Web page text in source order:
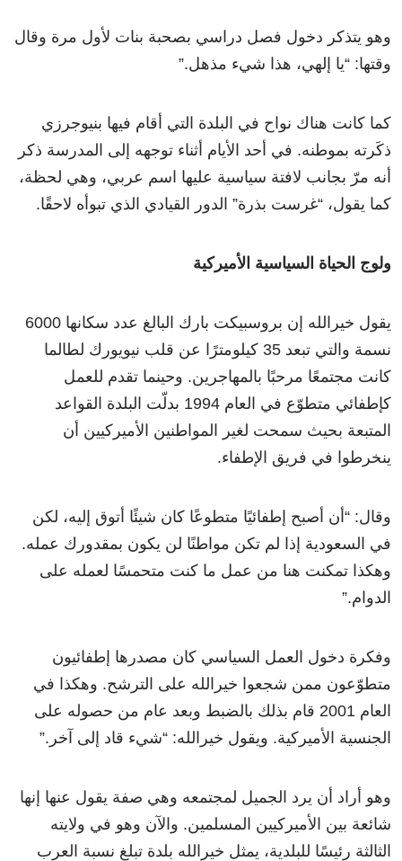
وهو يتذكر دخول فصل دراسي بصحبة بنات لأول مرة وقال
وقتها: “يا إلهي، هذا شيء مذهل.”
كما كانت هناك نواح في البلدة التي أقام فيها بنيوجرزي
ذكَرته بموطنه. في أحد الأيام أثناء توجهه إلى المدرسة ذكر
أنه مرّ بجانب لافتة سياسية عليها اسم عربي، وهي لحظة،
كما يقول، “غرست بذرة” الدور القيادي الذي تبوأه لاحقًا.
ولوج الحياة السياسية الأميركية
يقول خيرالله إن بروسبيكت بارك البالغ عدد سكانها 6000
نسمة والتي تبعد 35 كيلومترًا عن قلب نيويورك لطالما
كانت مجتمعًا مرحبًا بالمهاجرين. وحينما تقدم للعمل
كإطفائي متطوّع في العام 1994 بدلّت البلدة القواعد
المتبعة بحيث سمحت لغير المواطنين الأميركيين أن
ينخرطوا في فريق الإطفاء.
وقال: “أن أصبح إطفائيًا متطوعًا كان شيئًا أتوق إليه، لكن
في السعودية إذا لم تكن مواطنًا لن يكون بمقدورك عمله.
وهكذا تمكنت هنا من عمل ما كنت متحمسًا لعمله على
الدوام.”
وفكرة دخول العمل السياسي كان مصدرها إطفائيون
متطوّعون ممن شجعوا خيرالله على الترشح. وهكذا في
العام 2001 قام بذلك بالضبط وبعد عام من حصوله على
الجنسية الأميركية. ويقول خيرالله: “شيء قاد إلى آخر.”
وهو أراد أن يرد الجميل لمجتمعه وهي صفة يقول عنها إنها
شائعة بين الأميركيين المسلمين. والآن وهو في ولايته
الثالثة رئيسًا للبلدية، يمثل خيرالله بلدة تبلغ نسبة العرب